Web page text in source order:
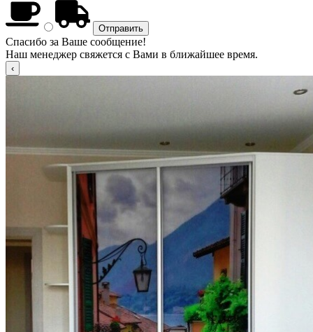
Спасибо за Ваше сообщение!
Наш менеджер свяжется с Вами в ближайшее время.